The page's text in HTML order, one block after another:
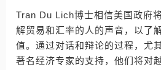
Tran Du Lich博士相信美国政府
解贸易和汇率的人的声音，以了
值。通过对话和辩论的过程，尤
著名经济专家的支持，他们将对